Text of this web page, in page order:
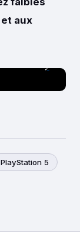
aux
PlayStation 5